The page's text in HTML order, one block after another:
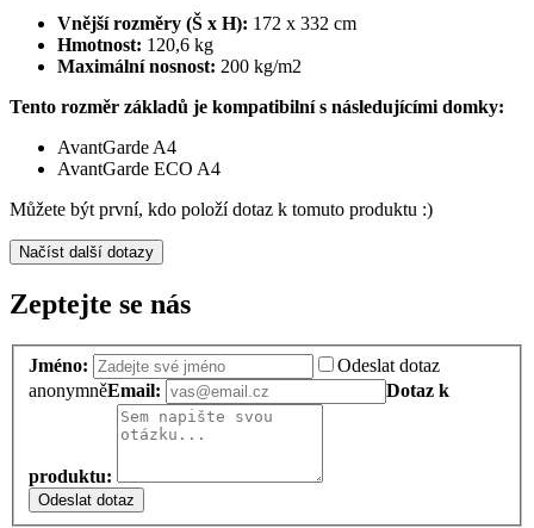
Vnější rozměry (Š x H): 172 x 332 cm
Hmotnost: 120,6 kg
Maximální nosnost: 200 kg/m2
Tento rozměr základů je kompatibilní s následujícími domky:
AvantGarde A4
AvantGarde ECO A4
Můžete být první, kdo položí dotaz k tomuto produktu :)
Načíst další dotazy
Zeptejte se nás
Jméno:
Odeslat dotaz
anonymněEmail: Dotaz k
produktu:
Odeslat dotaz